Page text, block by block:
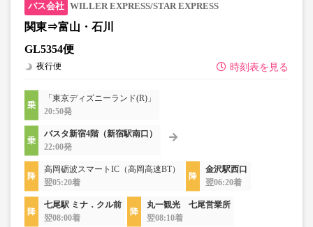
WILLER EXPRESS/STAR EXPRESS
関東⇒富山・石川
GL5354便
時刻表を見る
夜行便
「東京ディズニーランド(R)」
20:50発
バスタ新宿4階（新宿駅南口）
22:00発
高岡砺波スマートIC（高岡高速BT）
翌05:20着
金沢駅西口
翌06:20着
七尾駅 ミナ．クル前
翌08:00着
丸一観光 七尾営業所
翌08:10着